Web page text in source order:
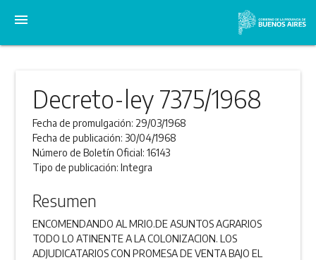
menu
Decreto-ley 7375/1968
Fecha de promulgación: 29/03/1968
Fecha de publicación: 30/04/1968
Número de Boletín Oficial:16143
Tipo de publicación:Integra
Resumen
ENCOMENDANDO AL MRIO.DE ASUNTOS AGRARIOS
TODO LO ATINENTE A LA COLONIZACION. LOS
ADJUDICATARIOS CON PROMESA DE VENTA BAJO EL